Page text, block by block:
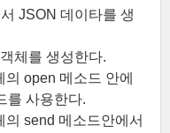
JSON 데이타를 생
체를 생성한다.
open 메소드 안에
를 사용한다.
send 메소드안에서